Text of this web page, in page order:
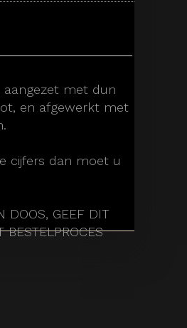
aangezet met dun
en afgewerkt met
cijfers dan moet u
DOOS, GEEF DIT
BESTELPROCES